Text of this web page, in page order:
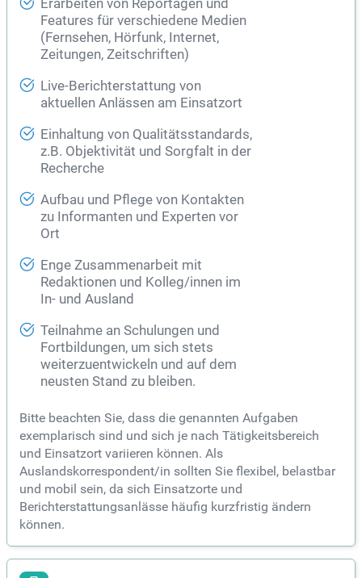
Erarbeiten von Reportagen und
Features für verschiedene Medien
(Fernsehen, Hörfunk, Internet,
Zeitungen, Zeitschriften)
Live-Berichterstattung von
aktuellen Anlässen am Einsatzort
Einhaltung von Qualitätsstandards,
z.B. Objektivität und Sorgfalt in der
Recherche
Aufbau und Pflege von Kontakten
zu Informanten und Experten vor
Ort
Enge Zusammenarbeit mit
Redaktionen und Kolleg/innen im
In- und Ausland
Teilnahme an Schulungen und
Fortbildungen, um sich stets
weiterzuentwickeln und auf dem
neusten Stand zu bleiben.
Bitte beachten Sie, dass die genannten Aufgaben
exemplarisch sind und sich je nach Tätigkeitsbereich
und Einsatzort variieren können. Als
Auslandskorrespondent/in sollten Sie flexibel, belastbar
und mobil sein, da sich Einsatzorte und
Berichterstattungsanlässe häufig kurzfristig ändern
können.